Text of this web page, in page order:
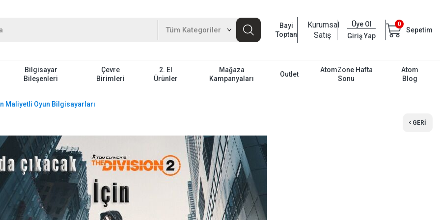
Bayi
Toptan
Kurumsal
Satış
Üye Ol
Giriş Yap
0
Sepetim
Bilgisayar
Bileşenleri
Çevre
Birimleri
2. El
Ürünler
Mağaza
Kampanyaları
Outlet
AtomZone Hafta
Sonu
Atom
Blog
Maliyetli Oyun Bilgisayarları
GERI